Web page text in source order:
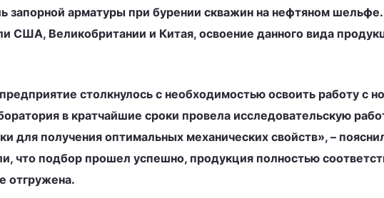
запорной арматуры при бурении скважин на нефтяном
США, Великобритании и Китая, освоение данного вида
столкнулось с необходимостью освоить работу с
в кратчайшие сроки провела исследовательскую
для получения оптимальных механических свойств», –
что подбор прошел успешно, продукция полностью
отгружена.